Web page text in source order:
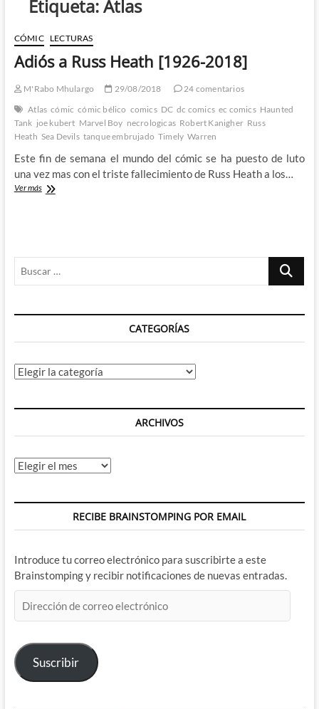
Etiqueta:Atlas
CÓMIC LECTURAS
Adiós a Russ Heath [1926-2018]
M'Rabo Mhulargo 29/08/2018
24 comentarios
Atlas cómic cómic bélico comics DC dc comics ec comics Haunted
Tank joe kubert Marvel Boy necrologicas Robert Kanigher Russ
Heath Sea Devils tanque embrujado Timely Warren
Este fin de semana el mundo del cómic se ha puesto de luto
una vez mas con el triste fallecimiento de Russ Heath a los…
Ver másAdiós
Buscar
CATEGORÍAS
Categorías
ARCHIVOS
Archivos
RECIBE BRAINSTOMPING POR EMAIL
Introduce tu correo electrónico para suscribirte a este
Brainstomping y recibir notificaciones de nuevas entradas.
de
electrónico
Suscribir